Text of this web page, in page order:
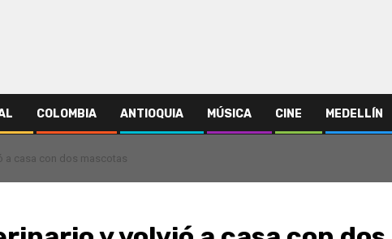
COLOMBIA ANTIOQUIA MÚSICA CINE MEDELLÍN
a casa con dos mascotas